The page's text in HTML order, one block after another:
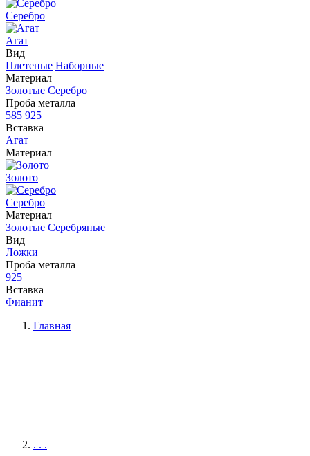
Серебро
Агат
Вид
Плетеные Наборные
Материал
Золотые Серебро
Проба металла
585 925
Вставка
Агат
Материал
Золото
Серебро
Материал
Золотые Серебряные
Вид
Ложки
Проба металла
925
Вставка
Фианит
Главная
. . .